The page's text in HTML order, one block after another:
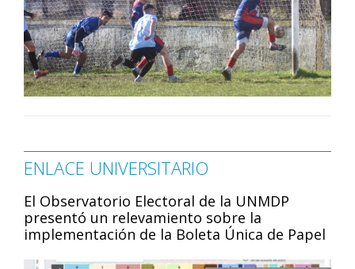
ENLACE UNIVERSITARIO
El Observatorio Electoral de la UNMDP
presentó un relevamiento sobre la
implementación de la Boleta Única de Papel